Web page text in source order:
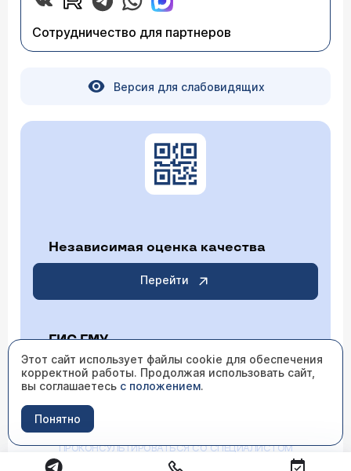
Сотрудничество для партнеров
Версия для слабовидящих
Независимая оценка качества
Перейти
ГИС ГМУ
Перейти
ИМЕЮТСЯ ПРОТИВОПОКАЗАНИЯ НЕОБХОДИМО
ПРОКОНСУЛЬТИРОВАТЬСЯ СО СПЕЦИАЛИСТОМ
Этот сайт использует файлы cookie для обеспечения
корректной работы. Продолжая использовать сайт,
вы соглашаетесь с положением.
Понятно